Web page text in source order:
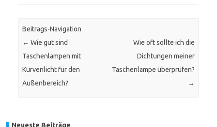
Beitrags-Navigation
← Wie gut sind
Taschenlampen mit
Kurvenlicht für den
Außenbereich?
Wie oft sollte ich die
Dichtungen meiner
Taschenlampe überprüfen?
→
Neueste Beiträge